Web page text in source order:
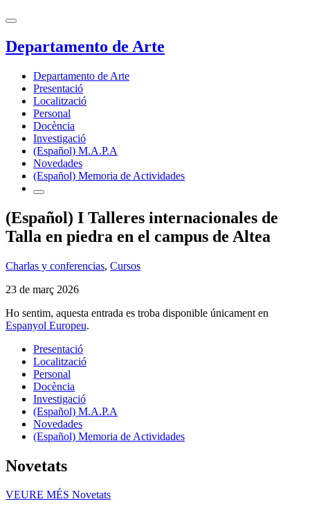
Departamento de Arte
Departamento de Arte
Presentació
Localització
Personal
Docència
Investigació
(Español) M.A.P.A
Novedades
(Español) Memoria de Actividades
(Español) I Talleres internacionales de
Talla en piedra en el campus de Altea
Charlas y conferencias, Cursos
23 de març 2026
Ho sentim, aquesta entrada es troba disponible únicament en
Espanyol Europeu.
Presentació
Localització
Personal
Docència
Investigació
(Español) M.A.P.A
Novedades
(Español) Memoria de Actividades
Novetats
VEURE MÉS Novetats